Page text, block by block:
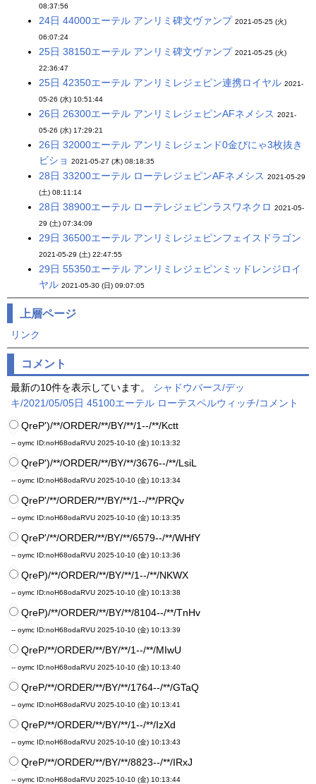
08:37:56
24日 44000エーテル アンリミ碑文ヴァンプ 2021-05-25 (火)
06:07:24
25日 38150エーテル アンリミ碑文ヴァンプ 2021-05-25 (火)
22:36:47
25日 42350エーテル アンリミレジェピン連携ロイヤル 2021-
05-26 (水) 10:51:44
26日 26300エーテル アンリミレジェピンAFネメシス 2021-
05-26 (水) 17:29:21
26日 32000エーテル アンリミレジェンド0金ぴにゃ3枚抜き
ビショ
2021-05-27 (木) 08:18:35
28日 33200エーテル ローテレジェピンAFネメシス 2021-05-29
(土) 08:11:14
28日 38900エーテル ローテレジェピンラスワネクロ 2021-05-
29 (土) 07:34:09
29日 36500エーテル アンリミレジェピンフェイスドラゴン
2021-05-29 (土) 22:47:55
29日 55350エーテル アンリミレジェピンミッドレンジロイ
ヤル 2021-05-30 (日) 09:07:05
上層ページ
リンク
コメント
最新の10件を表示しています。 シャドウバース/デッ
キ/2021/05/05日 45100エーテル ローテスペルウィッチ/コメント
QreP')/**/ORDER/**/BY/**/1--/**/Kctt
-- oymc ID:noH68odaRVU 2025-10-10 (金) 10:13:32
QreP')/**/ORDER/**/BY/**/3676--/**/LsiL
-- oymc ID:noH68odaRVU 2025-10-10 (金) 10:13:34
QreP'/**/ORDER/**/BY/**/1--/**/PRQv
-- oymc ID:noH68odaRVU 2025-10-10 (金) 10:13:35
QreP'/**/ORDER/**/BY/**/6579--/**/WHfY
-- oymc ID:noH68odaRVU 2025-10-10 (金) 10:13:36
QreP)/**/ORDER/**/BY/**/1--/**/NKWX
-- oymc ID:noH68odaRVU 2025-10-10 (金) 10:13:38
QreP)/**/ORDER/**/BY/**/8104--/**/TnHv
-- oymc ID:noH68odaRVU 2025-10-10 (金) 10:13:39
QreP/**/ORDER/**/BY/**/1--/**/MIwU
-- oymc ID:noH68odaRVU 2025-10-10 (金) 10:13:40
QreP/**/ORDER/**/BY/**/1764--/**/GTaQ
-- oymc ID:noH68odaRVU 2025-10-10 (金) 10:13:41
QreP/**/ORDER/**/BY/**/1--/**/IzXd
-- oymc ID:noH68odaRVU 2025-10-10 (金) 10:13:43
QreP/**/ORDER/**/BY/**/8823--/**/IRxJ
-- oymc ID:noH68odaRVU 2025-10-10 (金) 10:13:44